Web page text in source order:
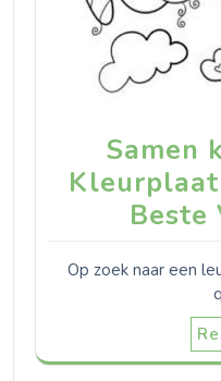
Samen
Beste
Op zoek naar een